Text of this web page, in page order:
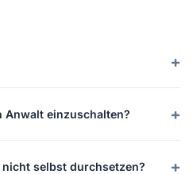
Anwalt einzuschalten?
selbst durchsetzen?